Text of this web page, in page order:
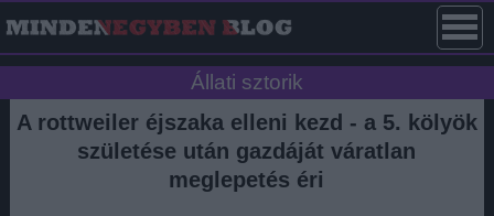
Állati sztorik
A rottweiler éjszaka elleni kezd - a 5. kölyök
születése után gazdáját váratlan
meglepetés éri